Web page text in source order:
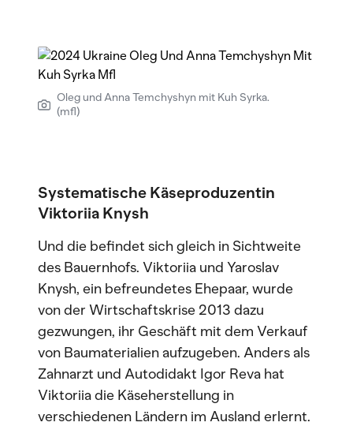
Oleg und Anna Temchyshyn mit Kuh Syrka.
(mfl)
Systematische Käseproduzentin
Viktoriia Knysh
Und die befindet sich gleich in Sichtweite
des Bauernhofs. Viktoriia und Yaroslav
Knysh, ein befreundetes Ehepaar, wurde
von der Wirtschaftskrise 2013 dazu
gezwungen, ihr Geschäft mit dem Verkauf
von Baumaterialien aufzugeben. Anders als
Zahnarzt und Autodidakt Igor Reva hat
Viktoriia die Käseherstellung in
verschiedenen Ländern im Ausland erlernt.